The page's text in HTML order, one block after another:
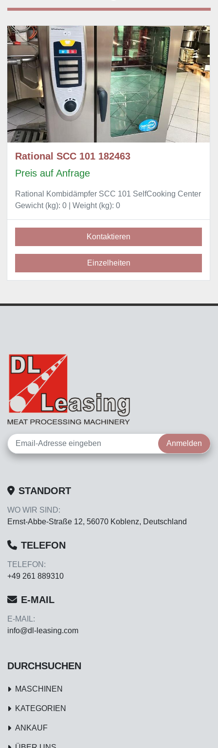
Rational SCC 101 182463
Preis auf Anfrage
Rational Kombidämpfer SCC 101 SelfCooking Center
Gewicht (kg): 0 | Weight (kg): 0
Kontaktieren
Einzelheiten
Anmelden
STANDORT
WO WIR SIND:
Ernst-Abbe-Straße 12, 56070 Koblenz, Deutschland
TELEFON
TELEFON:
+49 261 889310
E-MAIL
E-MAIL:
info@dl-leasing.com
DURCHSUCHEN
MASCHINEN
KATEGORIEN
ANKAUF